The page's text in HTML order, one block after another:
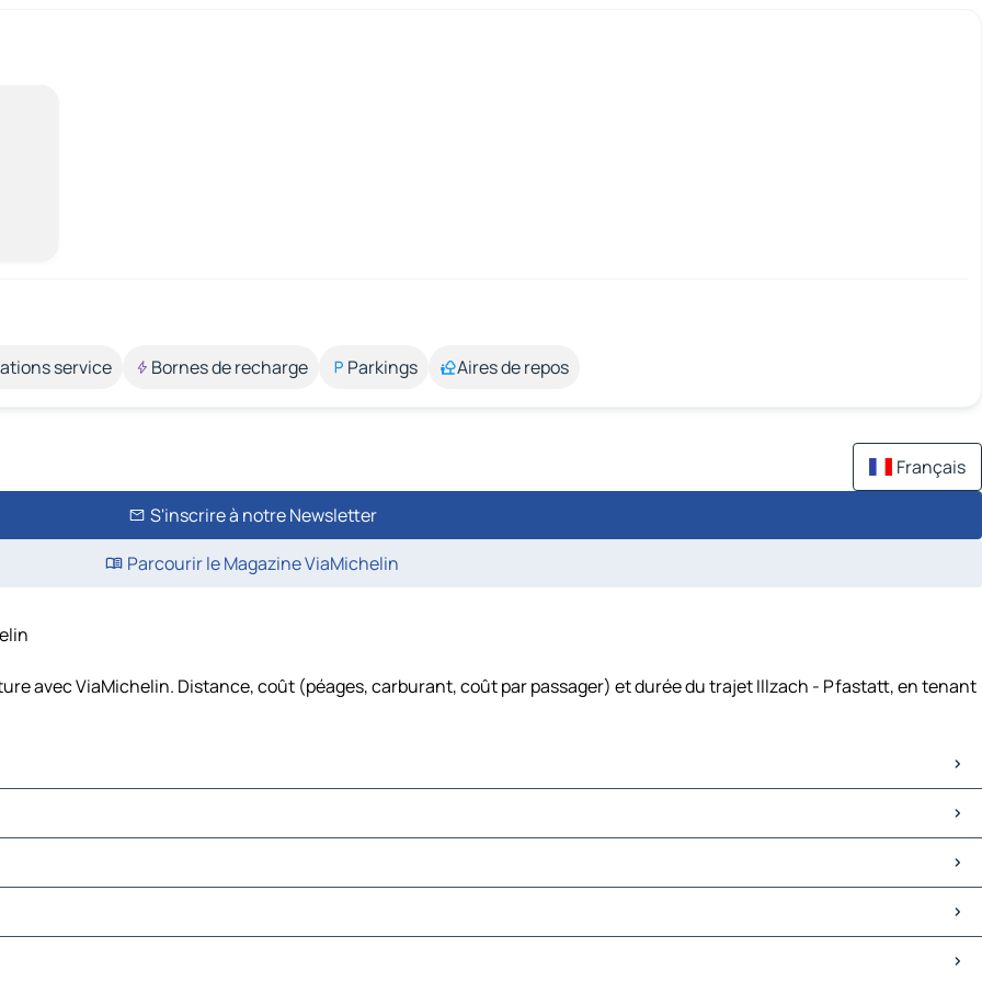
service Bornes de recharge Parkings Aires de repos
Français
S'inscrire à notre Newsletter
Parcourir le Magazine ViaMichelin
avec ViaMichelin. Distance, coût (péages, carburant, coût par passager) et durée du trajet Illzach - Pfastatt, en tenant